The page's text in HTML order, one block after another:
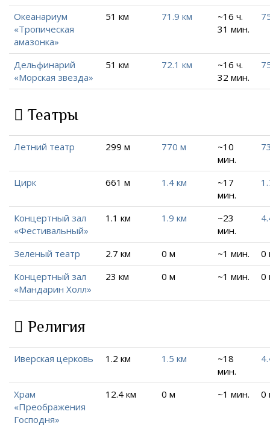
Океанариум
«Тропическая
амазонка»
51 км 71.9 км
~16 ч.
31 мин.
Дельфинарий
«Морская звезда»
51 км 72.1 км
~16 ч.
32 мин.
Театры
Летний театр 299 м 770 м
~10
мин.
Цирк 661 м 1.4 км
~17
мин.
Концертный зал
«Фестивальный»
1.1 км 1.9 км
~23
мин.
Зеленый театр 2.7 км 0 м ~1 мин.
0
Концертный зал
«Мандарин Холл»
23 км 0 м ~1 мин. 0
Религия
Иверская церковь 1.2 км 1.5 км
~18
мин.
Храм
«Преображения
Господня»
12.4 км 0 м ~1 мин. 0